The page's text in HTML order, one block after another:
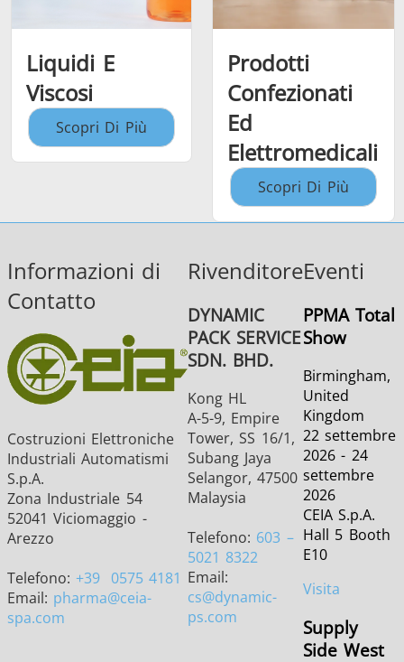
Liquidi E
Viscosi
Scopri Di Più
Prodotti
Confezionati
Ed
Elettromedicali
Scopri Di Più
Informazioni di
Contatto
Costruzioni Elettroniche
Industriali Automatismi
S.p.A.
Zona Industriale 54
52041 Viciomaggio -
Arezzo
Telefono:+39 0575 4181
Email: pharma@ceia-
spa.com
Rivenditore
DYNAMIC
PACK SERVICE
SDN. BHD.
Kong HL
A-5-9, Empire
Tower, SS 16/1,
Subang Jaya
Selangor, 47500
Malaysia
Telefono: 603 –
5021 8322
Email:
cs@dynamic-
ps.com
Eventi
PPMA Total
Show
Birmingham,
United
Kingdom
22 settembre
2026 - 24
settembre
2026
CEIA S.p.A.
Hall 5 Booth
E10
Visita
Supply
Side West